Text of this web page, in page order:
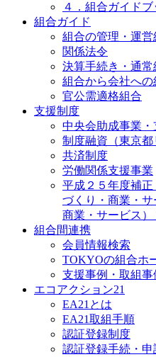
４．組合ガイド
組合ガイド
組合の管理・運営
関係法令
決算手続き・通
組合から会社への
官公需適格組合
支援制度
中央会助成事業・
制度融資（東京都
共済制度
労働関係支援事業
平成２５年度補
づくり・商業・サ
商業・サービス）
組合間連携
会員情報検索
TOKYOの組合ホ
支援事例・取組事
エコアクション21
EA21とは
EA21取組手順
認証登録制度
認証登録手続・申